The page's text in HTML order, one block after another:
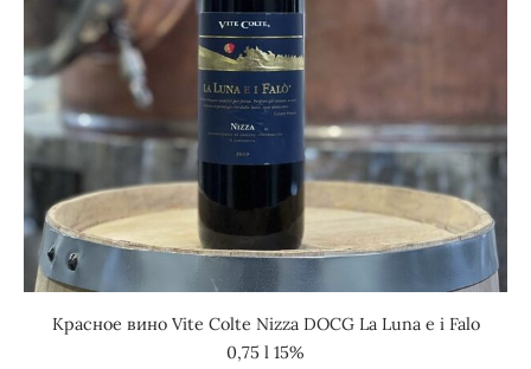
Красное вино Vite Colte Nizza DOCG La Luna e i Falo
0,75 l 15%